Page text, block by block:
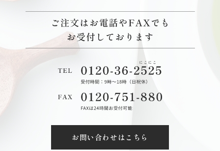
お問い合わせはこちら